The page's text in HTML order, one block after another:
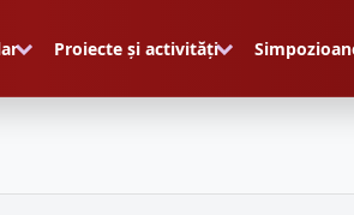
Proiecte și activități